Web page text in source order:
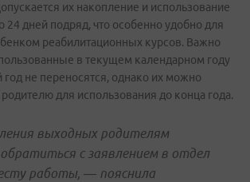
их накопление и использование
дней подряд, что особенно удобно для
реабилитационных курсов. Важно
в текущем календарном году
не переносятся, однако их можно
для использования до конца года.
выходных родителям
с заявлением в отдел
работы, — пояснила